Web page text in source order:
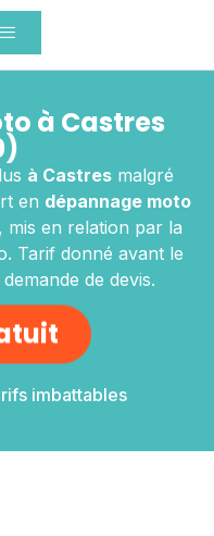
à Castres
à Castres malgré
en dépannage moto
mis en relation par la
Tarif donné avant le
de devis.
imbattables